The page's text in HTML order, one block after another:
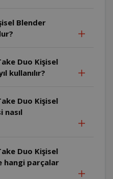
Blender
Duo Kişisel
kullanılır?
Duo Kişisel
nasıl
Duo Kişisel
hangi parçalar